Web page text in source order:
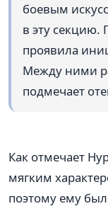
боевым
в эту секцию.
проявила
Между ними
подмечает
Как отмечает
мягким
поэтому ему